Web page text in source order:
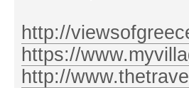
http://
https://
http://